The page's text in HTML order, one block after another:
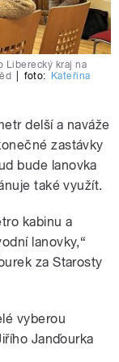
Liberecký kraj na
foto:
Kateřina
delší a naváže
zastávky
bude lanovka
také využít.
kabinu a
lanovky,“
za Starosty
vyberou
Janďourka